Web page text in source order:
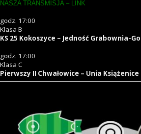
NASZA TRANSMISJA – LINK
godz. 17:00
Klasa B
KS 25 Kokoszyce – Jedność Grabownia-
godz. 17:00
Klasa C
Pierwszy II Chwałowice – Unia Książenice